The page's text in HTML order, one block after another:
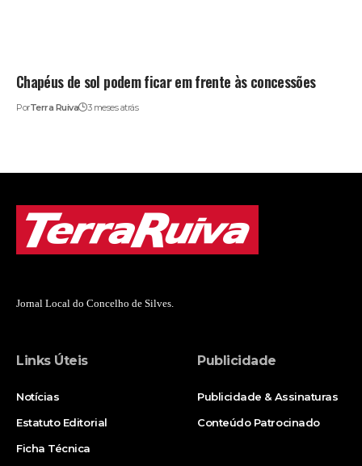
Chapéus de sol podem ficar em frente às concessões
PorTerra Ruiva 3 meses atrás
Jornal Local do Concelho de Silves.
Links Úteis
Notícias
Estatuto Editorial
Ficha Técnica
Publicidade
Publicidade & Assinaturas
Conteúdo Patrocinado